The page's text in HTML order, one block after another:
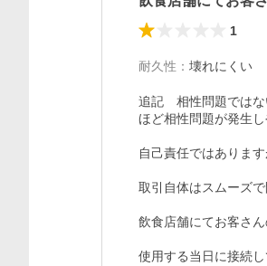
1
耐久性 ： 壊れにくい
追記　相性問題では
ほど相性問題が発生
自己責任ではありま
取引自体はスムーズ
飲食店舗にてお客さ
使用する当日に接続